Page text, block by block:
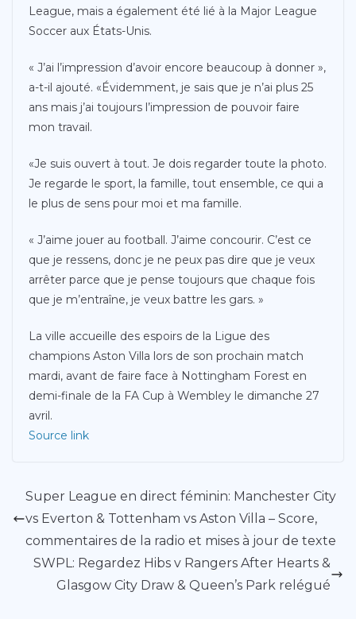
League, mais a également été lié à la Major League
Soccer aux États-Unis.
« J’ai l’impression d’avoir encore beaucoup à donner »,
a-t-il ajouté. «Évidemment, je sais que je n’ai plus 25
ans mais j’ai toujours l’impression de pouvoir faire
mon travail.
«Je suis ouvert à tout. Je dois regarder toute la photo.
Je regarde le sport, la famille, tout ensemble, ce qui a
le plus de sens pour moi et ma famille.
« J’aime jouer au football. J’aime concourir. C’est ce
que je ressens, donc je ne peux pas dire que je veux
arrêter parce que je pense toujours que chaque fois
que je m’entraîne, je veux battre les gars. »
La ville accueille des espoirs de la Ligue des
champions Aston Villa lors de son prochain match
mardi, avant de faire face à Nottingham Forest en
demi-finale de la FA Cup à Wembley le dimanche 27
avril.
Source link
Super League en direct féminin: Manchester City
vs Everton & Tottenham vs Aston Villa – Score,
commentaires de la radio et mises à jour de texte
SWPL: Regardez Hibs v Rangers After Hearts &
Glasgow City Draw & Queen’s Park relégué